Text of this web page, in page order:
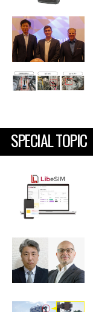
SPECIAL TOPIC